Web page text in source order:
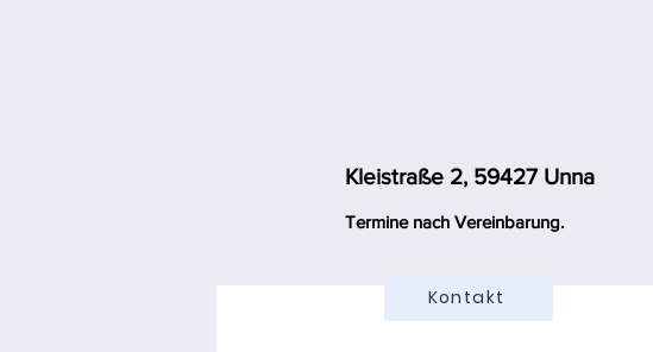
Kleistraße 2, 59427 Unna
Termine nach Vereinbarung.
Kontakt